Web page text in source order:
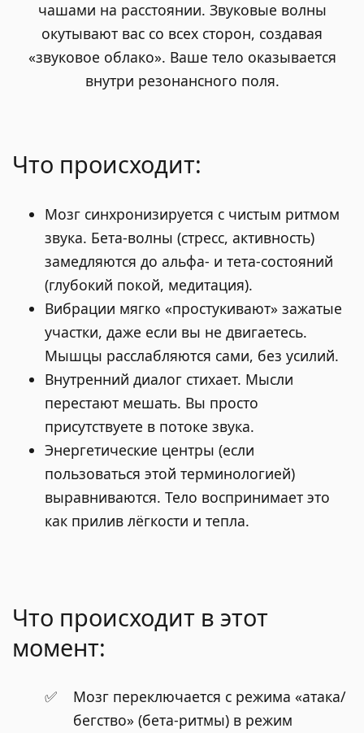
чашами на расстоянии. Звуковые волны
окутывают вас со всех сторон, создавая
«звуковое облако». Ваше тело оказывается
внутри резонансного поля.
Что происходит:
Мозг синхронизируется с чистым ритмом
звука. Бета-волны (стресс, активность)
замедляются до альфа- и тета-состояний
(глубокий покой, медитация).
Вибрации мягко «простукивают» зажатые
участки, даже если вы не двигаетесь.
Мышцы расслабляются сами, без усилий.
Внутренний диалог стихает. Мысли
перестают мешать. Вы просто
присутствуете в потоке звука.
Энергетические центры (если
пользоваться этой терминологией)
выравниваются. Тело воспринимает это
как прилив лёгкости и тепла.
Что происходит в этот
момент:
Мозг переключается с режима «атака/
бегство» (бета-ритмы) в режим